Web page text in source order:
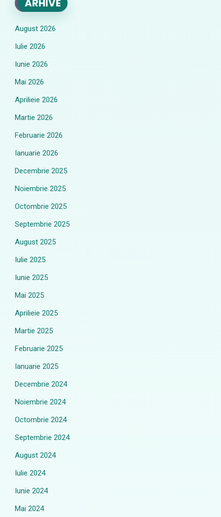
ARHIVE
August 2026
Iulie 2026
Iunie 2026
Mai 2026
Aprilieie 2026
Martie 2026
Februarie 2026
Ianuarie 2026
Decembrie 2025
Noiembrie 2025
Octombrie 2025
Septembrie 2025
August 2025
Iulie 2025
Iunie 2025
Mai 2025
Aprilieie 2025
Martie 2025
Februarie 2025
Ianuarie 2025
Decembrie 2024
Noiembrie 2024
Octombrie 2024
Septembrie 2024
August 2024
Iulie 2024
Iunie 2024
Mai 2024